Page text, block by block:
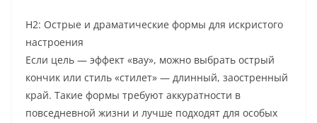
H2: Острые и драматические формы для искристого
настроения
Если цель — эффект «вау», можно выбрать острый
кончик или стиль «стилет» — длинный, заостренный
край. Такие формы требуют аккуратности в
повседневной жизни и лучше подходят для особых